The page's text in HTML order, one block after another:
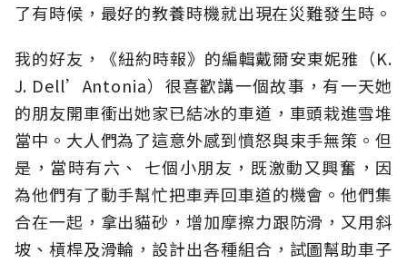
了有時候，最好的教養時機就出現在災難發生時。
我的好友，《紐約時報》的編輯戴爾安東妮雅（K.
J. Dell’Antonia）很喜歡講一個故事，有一天她
的朋友開車衝出她家已結冰的車道，車頭栽進雪堆
當中。大人們為了這意外感到憤怒與束手無策。但
是，當時有六、 七個小朋友，既激動又興奮，因
為他們有了動手幫忙把車弄回車道的機會。他們集
合在一起，拿出貓砂，增加摩擦力跟防滑，又用斜
坡、槓桿及滑輪，設計出各種組合，試圖幫助車子